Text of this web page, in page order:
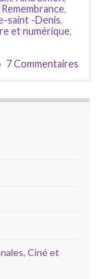
Remembrance,
saint -Denis,
et numérique,
7 Commentaires
Ciné et